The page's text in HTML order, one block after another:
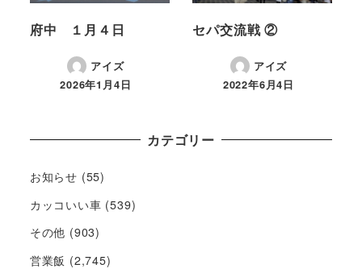
府中 １月４日
アイズ
2026年1月4日
セパ交流戦 ②
アイズ
2022年6月4日
カテゴリー
お知らせ (55)
カッコいい車 (539)
その他 (903)
営業飯 (2,745)